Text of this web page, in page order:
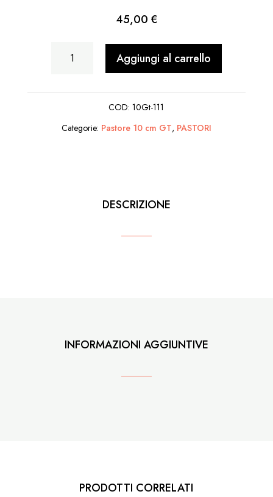
45,00 €
Cacciatore
Cane
Aggiungi al carrello
COD:10Gt-111
Categorie: Pastore 10 cm GT, PASTORI
DESCRIZIONE
INFORMAZIONI AGGIUNTIVE
PRODOTTI CORRELATI